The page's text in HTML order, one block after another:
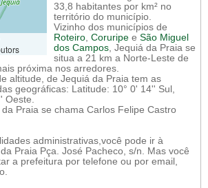
33,8 habitantes por km² no
território do município.
Vizinho dos municípios de
Roteiro, Coruripe e São Miguel
dos Campos, Jequiá da Praia se
situa a 21 km a Norte-Leste de
próxima nos arredores.
altitude, de Jequiá da Praia tem as
geográficas: Latitude: 10° 0' 14'' Sul,
Oeste.
Praia se chama Carlos Felipe Castro
administrativas,você pode ir à
Praia Pça. José Pacheco, s/n. Mas você
a prefeitura por telefone ou por email,